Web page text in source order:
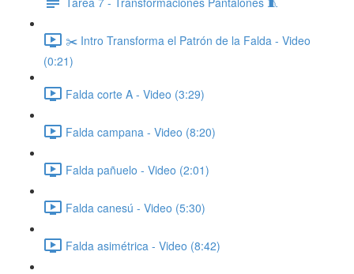
✂️ Intro Transforma el Patrón de la Falda - Video
(0:21)
Falda corte A - Video (3:29)
Falda campana - Video (8:20)
Falda pañuelo - Video (2:01)
Falda canesú - Video (5:30)
Falda asimétrica - Video (8:42)